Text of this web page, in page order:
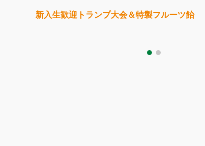
新入生歓迎トランプ大会＆特製フルーツ飴